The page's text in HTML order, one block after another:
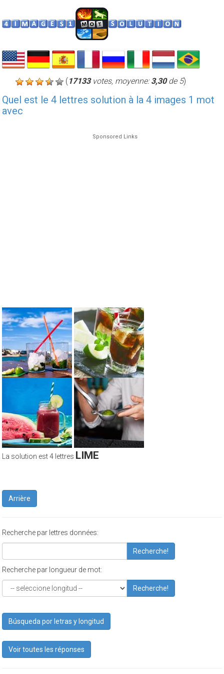
(17133votes, moyenne:3,30de 5)
Quel est le 4 lettres solution à la 4 images 1 mot
avec
Sponsored Links
La solution est 4 lettres LIME
Arrière
Recherche par lettres données:
Recherche!
Recherche par longueur de mot:
Recherche!
Búsqueda por letras y longitud
Voir toutes les réponses